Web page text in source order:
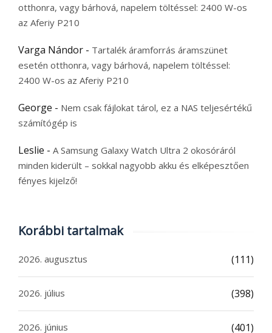
otthonra, vagy bárhová, napelem töltéssel: 2400 W-os
az Aferiy P210
Varga Nándor - Tartalék áramforrás áramszünet
esetén otthonra, vagy bárhová, napelem töltéssel:
2400 W-os az Aferiy P210
George - Nem csak fájlokat tárol, ez a NAS teljesértékű
számítógép is
Leslie - A Samsung Galaxy Watch Ultra 2 okosóráról
minden kiderült – sokkal nagyobb akku és elképesztően
fényes kijelző!
Korábbi tartalmak
2026. augusztus (111)
2026. július (398)
2026. június (401)